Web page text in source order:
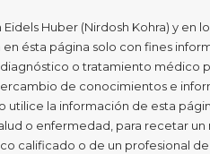
Huber (Nirdosh Kohra) y en
ésta página solo con fines
o tratamiento médico
de conocimientos e
utilice la información de esta
o enfermedad, para recetar
calificado o de un profesional de